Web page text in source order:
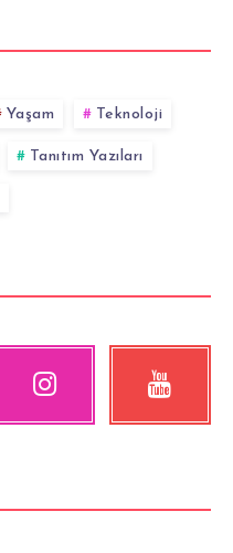
Yaşam Teknoloji
Tanıtım Yazıları
Instagram
Fotoğraflarımız!
YouTube
Videolara